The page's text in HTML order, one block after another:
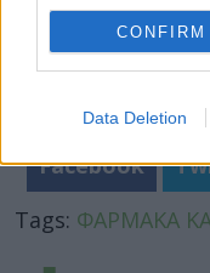
CONFIRM
Data Deletion
Facebook
Tags: ΦΑΡΜΑΚΑ